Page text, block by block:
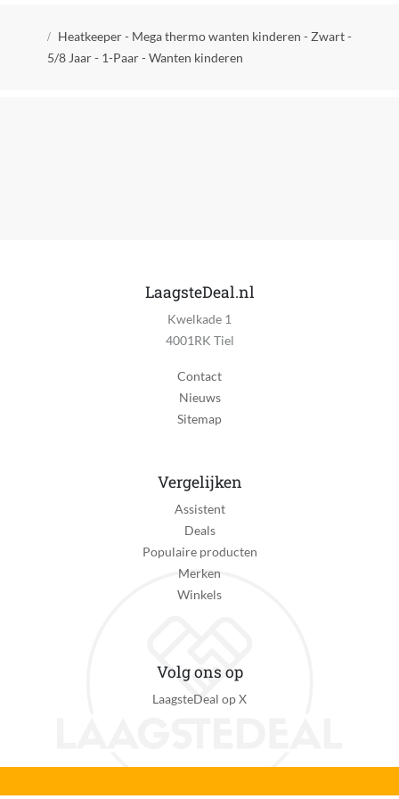
Verpakking breedte
10 cm
Kruimelpad
Heatkeeper - Mega thermo wanten kinderen - Zwart -
5/8 Jaar - 1-Paar - Wanten kinderen
LaagsteDeal.nl
Kwelkade 1
4001RK Tiel
Contact
Nieuws
Sitemap
Vergelijken
Assistent
Deals
Populaire producten
Merken
Winkels
Volg ons op
LaagsteDeal op X